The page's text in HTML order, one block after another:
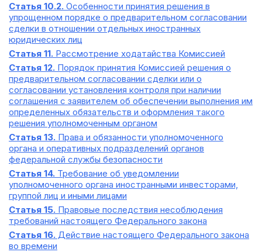
Статья 10.2. Особенности принятия решения в
упрощенном порядке о предварительном согласовании
сделки в отношении отдельных иностранных
юридических лиц
Статья 11. Рассмотрение ходатайства Комиссией
Статья 12. Порядок принятия Комиссией решения о
предварительном согласовании сделки или о
согласовании установления контроля при наличии
соглашения с заявителем об обеспечении выполнения им
определенных обязательств и оформления такого
решения уполномоченным органом
Статья 13. Права и обязанности уполномоченного
органа и оперативных подразделений органов
федеральной службы безопасности
Статья 14. Требование об уведомлении
уполномоченного органа иностранными инвесторами,
группой лиц и иными лицами
Статья 15. Правовые последствия несоблюдения
требований настоящего Федерального закона
Статья 16. Действие настоящего Федерального закона
во времени